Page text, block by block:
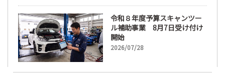
令和８年度予算スキャンツー
ル補助事業 8月7日受け付け
開始
2026/07/28